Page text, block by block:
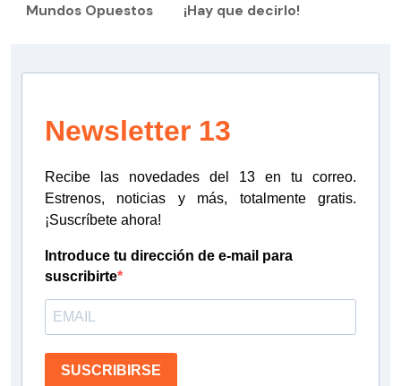
Mundos Opuestos ¡Hay que decirlo!
Newsletter 13
Recibe las novedades del 13 en tu correo.
Estrenos, noticias y más, totalmente gratis.
¡Suscríbete ahora!
Introduce tu dirección de e-mail para
suscribirte
SUSCRIBIRSE